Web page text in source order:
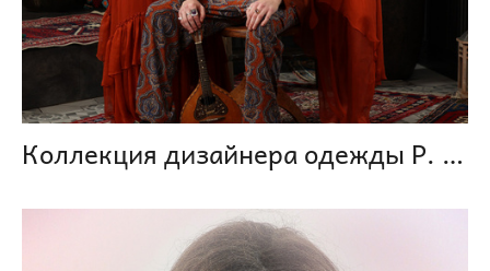
Коллекция дизайнера одежды Р. Исхакова 2024 г.